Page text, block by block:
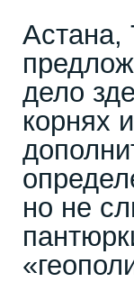
Астана,
дело
корнях
но не